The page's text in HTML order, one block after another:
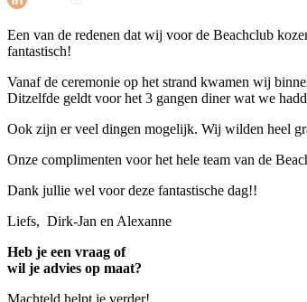
Een van de redenen dat wij voor de Beachclub
fantastisch!
Vanaf de ceremonie op het strand kwamen wij
Ditzelfde geldt voor het 3 gangen diner wat we
Ook zijn er veel dingen mogelijk. Wij wilden heel
Onze complimenten voor het hele team van de
Dank jullie wel voor deze fantastische dag!!
Liefs, Dirk-Jan en Alexanne
Heb je een vraag of
wil je advies op maat?
Machteld helpt je verder!